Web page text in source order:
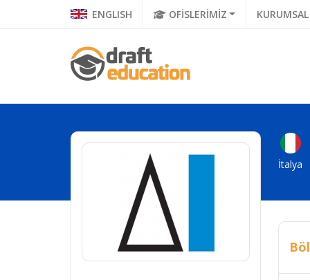
ENGLISH OFİSLERİMİZ KURUMSAL
İtalya